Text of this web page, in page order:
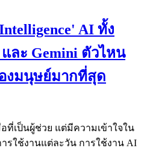
AI ทั้ง
และ Gemini ตัวไหน
งมนุษย์มากที่สุด
ที่เป็นผู้ช่วย แต่มีความเข้าใจใน
รใช้งานแต่ละวัน การใช้งาน AI